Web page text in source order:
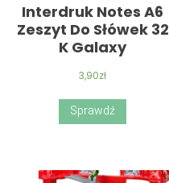
Interdruk Notes A6
Zeszyt Do Słówek 32
K Galaxy
3,90zł
Sprawdź